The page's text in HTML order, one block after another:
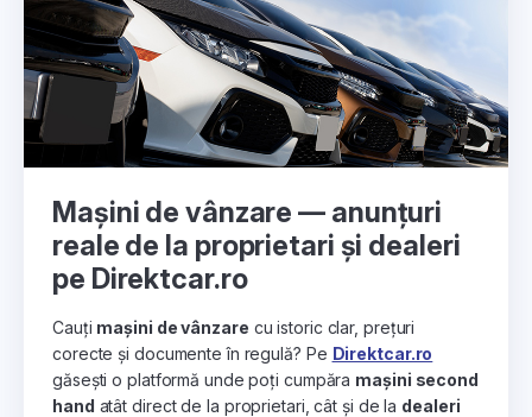
Mașini de vânzare — anunțuri
reale de la proprietari și dealeri
pe Direktcar.ro
Cauți mașini de vânzare cu istoric clar, prețuri
corecte și documente în regulă? Pe Direktcar.ro
găsești o platformă unde poți cumpăra mașini second
hand atât direct de la proprietari, cât și de la dealeri